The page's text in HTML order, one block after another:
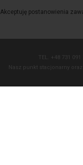
Akceptuję postanowienia
TEL.
+48 731 091
Nasz punkt stacjonarny